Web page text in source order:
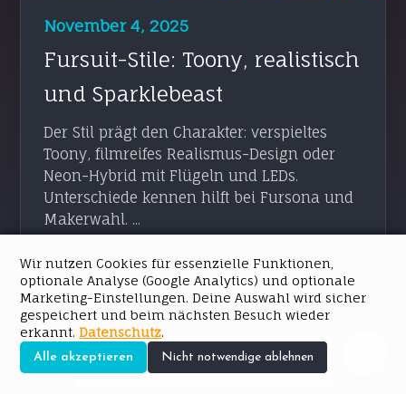
November 4, 2025
Fursuit-Stile: Toony, realistisch
und Sparklebeast
Der Stil prägt den Charakter: verspieltes
Toony, filmreifes Realismus-Design oder
Neon-Hybrid mit Flügeln und LEDs.
Unterschiede kennen hilft bei Fursona und
Makerwahl. ...
ARTIKEL LESEN → →
ALLE BEITRÄGE ANSEHEN
Wir nutzen Cookies für essenzielle Funktionen,
optionale Analyse (Google Analytics) und optionale
Marketing-Einstellungen. Deine Auswahl wird sicher
gespeichert und beim nächsten Besuch wieder
erkannt. Datenschutz.
Alle akzeptieren Nicht notwendige ablehnen